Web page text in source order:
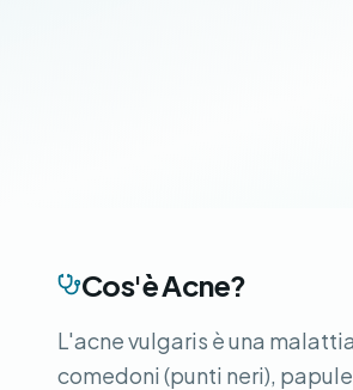
Cos'è Acne?
L'acne vulgaris è una
comedoni (punti neri),